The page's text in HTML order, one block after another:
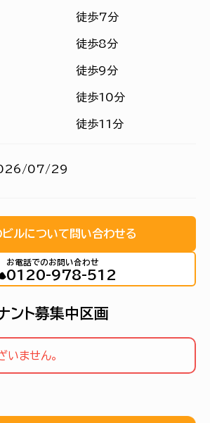
徒歩7分
徒歩8分
徒歩9分
徒歩10分
徒歩11分
07/29
ビルについて問い合わせる
お電話でのお問い合わせ
0120-978-512
ント募集中区画
いません。